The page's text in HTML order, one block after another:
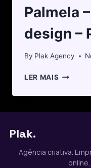
Palmela
design –
By Plak Agency
LER MAIS
Plak.
Agência criativa.